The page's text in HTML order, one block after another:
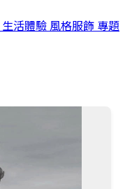
生活體驗 風格服飾 專題